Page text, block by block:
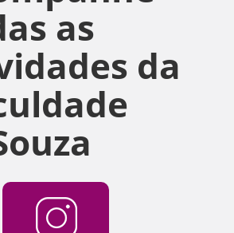
as
da